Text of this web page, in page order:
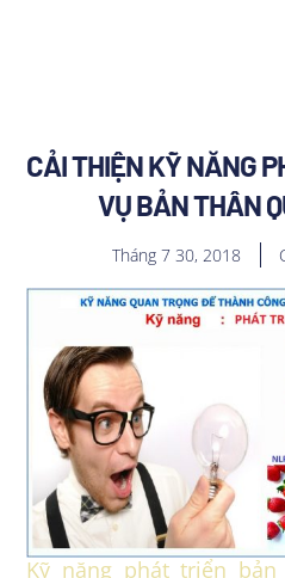
CẢI THIỆN KỸ NĂNG
VỤ BẢN THÂN
Tháng 7 30, 2018
Kỹ năng phát triển bản